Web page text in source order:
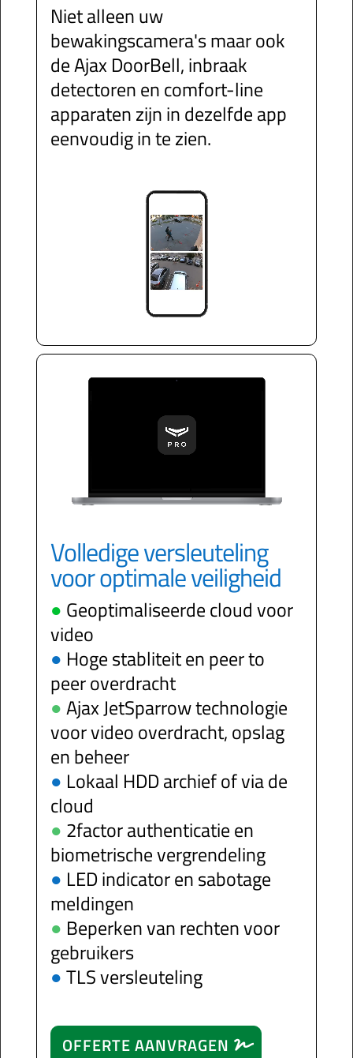
Niet alleen uw
bewakingscamera's maar ook
de Ajax DoorBell, inbraak
detectoren en comfort-line
apparaten zijn in dezelfde app
eenvoudig in te zien.
Volledige versleuteling
voor optimale veiligheid
● Geoptimaliseerde cloud voor
video
● Hoge stabliteit en peer to
peer overdracht
●Ajax JetSparrow technologie
voor video overdracht, opslag
en beheer
● Lokaal HDD archief of via de
cloud
● 2factor authenticatie en
biometrische vergrendeling
● LED indicator en sabotage
meldingen
● Beperken van rechten voor
gebruikers
●TLS versleuteling
OFFERTE AANVRAGEN